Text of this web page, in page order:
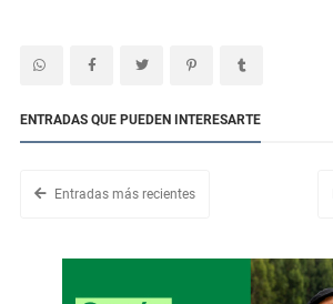
ENTRADAS QUE PUEDEN INTERESARTE
Entradas más recientes